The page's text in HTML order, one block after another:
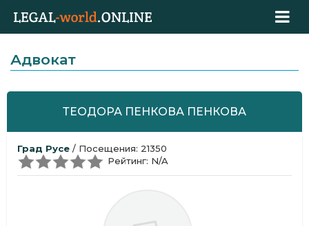
Адвокат
ТЕОДОРА ПЕНКОВА ПЕНКОВА
Град Русе / Посещения: 21350
Рейтинг: N/A